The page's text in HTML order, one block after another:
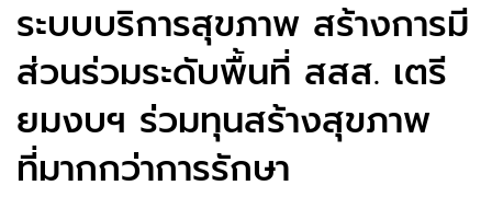
ระบบบริการสุขภาพ สร้างการมี
ส่วนร่วมระดับพื้นที่ สสส. เตรี
ยมงบฯ ร่วมทุนสร้างสุขภาพ
ที่มากกว่าการรักษา